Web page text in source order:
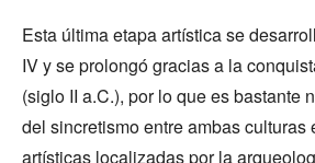
Esta última etapa artística se
IV y se prolongó gracias a la
(siglo II a.C.), por lo que es bastante
del sincretismo entre ambas culturas
artísticas localizadas por la